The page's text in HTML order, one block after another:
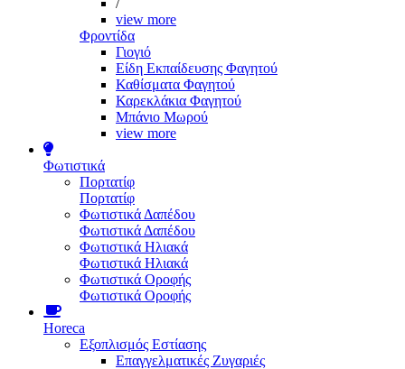
/
view more
Φροντίδα
Γιογιό
Είδη Εκπαίδευσης Φαγητού
Καθίσματα Φαγητού
Καρεκλάκια Φαγητού
Μπάνιο Μωρού
view more
Φωτιστικά
Πορτατίφ
Πορτατίφ
Φωτιστικά Δαπέδου
Φωτιστικά Δαπέδου
Φωτιστικά Ηλιακά
Φωτιστικά Ηλιακά
Φωτιστικά Οροφής
Φωτιστικά Οροφής
Horeca
Εξοπλισμός Εστίασης
Επαγγελματικές Ζυγαριές